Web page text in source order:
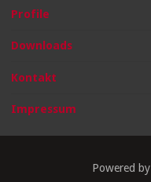
Profile
Downloads
Kontakt
Impressum
Powered by